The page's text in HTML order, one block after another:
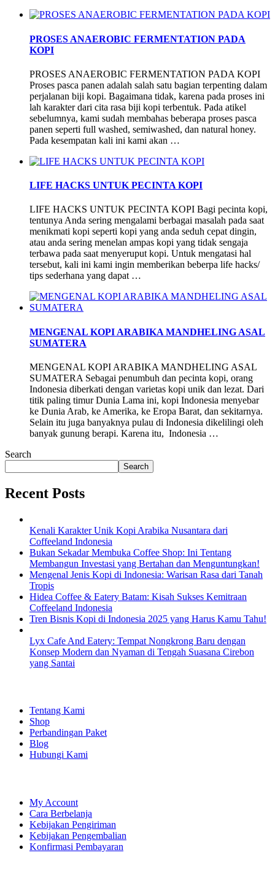
PROSES ANAEROBIC FERMENTATION PADA
KOPI
PROSES ANAEROBIC FERMENTATION PADA KOPI
Proses pasca panen adalah salah satu bagian terpenting dalam
perjalanan biji kopi. Bagaimana tidak, karena pada proses ini
lah karakter dari cita rasa biji kopi terbentuk. Pada atikel
sebelumnya, kami sudah membahas beberapa proses pasca
panen seperti full washed, semiwashed, dan natural honey.
Pada kesempatan kali ini kami akan …
LIFE HACKS UNTUK PECINTA KOPI
LIFE HACKS UNTUK PECINTA KOPI Bagi pecinta kopi,
tentunya Anda sering mengalami berbagai masalah pada saat
menikmati kopi seperti kopi yang anda seduh cepat dingin,
atau anda sering menelan ampas kopi yang tidak sengaja
terbawa pada saat menyeruput kopi. Untuk mengatasi hal
tersebut, kali ini kami ingin memberikan beberpa life hacks/
tips sederhana yang dapat …
MENGENAL KOPI ARABIKA MANDHELING ASAL
SUMATERA
MENGENAL KOPI ARABIKA MANDHELING ASAL
SUMATERA Sebagai penumbuh dan pecinta kopi, orang
Indonesia diberkati dengan varietas kopi unik dan lezat. Dari
titik paling timur Dunia Lama ini, kopi Indonesia menyebar
ke Dunia Arab, ke Amerika, ke Eropa Barat, dan sekitarnya.
Selain itu juga banyaknya pulau di Indonesia dikelilingi oleh
banyak gunung berapi. Karena itu, Indonesia …
Search
Search
Recent Posts
Kenali Karakter Unik Kopi Arabika Nusantara dari
Coffeeland Indonesia
Bukan Sekadar Membuka Coffee Shop: Ini Tentang
Membangun Investasi yang Bertahan dan Menguntungkan!
Mengenal Jenis Kopi di Indonesia: Warisan Rasa dari Tanah
Tropis
Hidea Coffee & Eatery Batam: Kisah Sukses Kemitraan
Coffeeland Indonesia
Tren Bisnis Kopi di Indonesia 2025 yang Harus Kamu Tahu!
Lyx Cafe And Eatery: Tempat Nongkrong Baru dengan
Konsep Modern dan Nyaman di Tengah Suasana Cirebon
yang Santai
Tentang Kami
Shop
Perbandingan Paket
Blog
Hubungi Kami
My Account
Cara Berbelanja
Kebijakan Pengiriman
Kebijakan Pengembalian
Konfirmasi Pembayaran